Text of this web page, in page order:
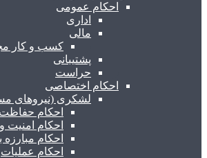
احکام عمومی
اداری
مالی
کسب و کار
پشتیبانی
حراست
احکام اختصاصی
لشکری (نیروهای
احکام حفاظت
احکام امنیت
احکام
احکام عملیات